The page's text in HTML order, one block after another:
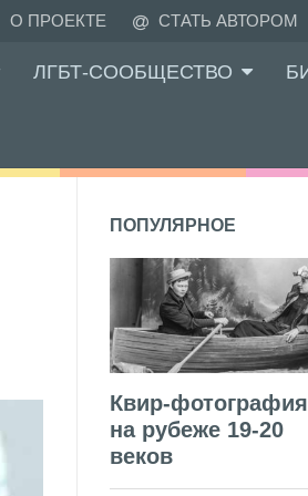
О ПРОЕКТЕ СТАТЬ АВТОРОМ
ЛГБТ-СООБЩЕСТВО
ПОПУЛЯРНОЕ
Квир-фотография
на рубеже 19-20
веков